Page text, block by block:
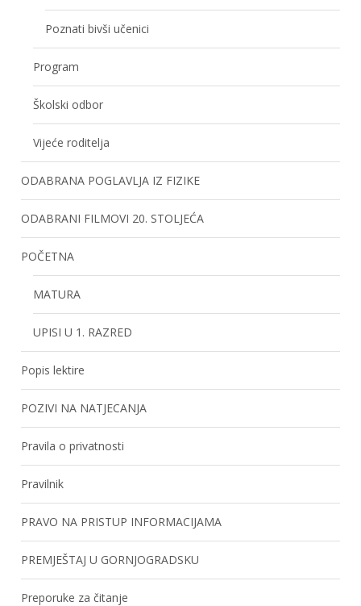
Poznati bivši učenici
Program
Školski odbor
Vijeće roditelja
ODABRANA POGLAVLJA IZ FIZIKE
ODABRANI FILMOVI 20. STOLJEĆA
POČETNA
MATURA
UPISI U 1. RAZRED
Popis lektire
POZIVI NA NATJECANJA
Pravila o privatnosti
Pravilnik
PRAVO NA PRISTUP INFORMACIJAMA
PREMJEŠTAJ U GORNJOGRADSKU
Preporuke za čitanje